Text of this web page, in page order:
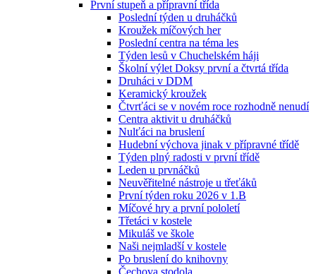
První stupeň a přípravní třída
Poslední týden u druháčků
Kroužek míčových her
Poslední centra na téma les
Týden lesů v Chuchelském háji
Školní výlet Doksy první a čtvrtá třída
Druháci v DDM
Keramický kroužek
Čtvrťáci se v novém roce rozhodně nenudí
Centra aktivit u druháčků
Nulťáci na bruslení
Hudební výchova jinak v přípravné třídě
Týden plný radosti v první třídě
Leden u prvnáčků
Neuvěřitelné nástroje u třeťáků
První týden roku 2026 v 1.B
Míčové hry a první pololetí
Třetáci v kostele
Mikuláš ve škole
Naši nejmladší v kostele
Po bruslení do knihovny
Čechova stodola